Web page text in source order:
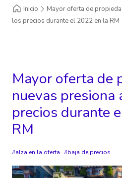
Inicio
Mayor oferta de
los precios durante el 2022 en la RM
Mayor oferta de
nuevas presiona
precios durante
RM
alza en la oferta baja de precios